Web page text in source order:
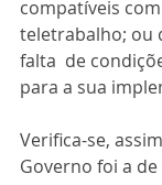
compatíveis
teletrabalho; ou
falta  de
para a sua
Verifica-se,
Governo foi a